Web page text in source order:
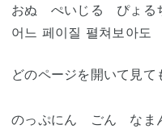
おぬ ぺいじる ぴょる
어느 페이질 펼쳐보아도
どのページを開いて見て
のっぷにん ごん なま